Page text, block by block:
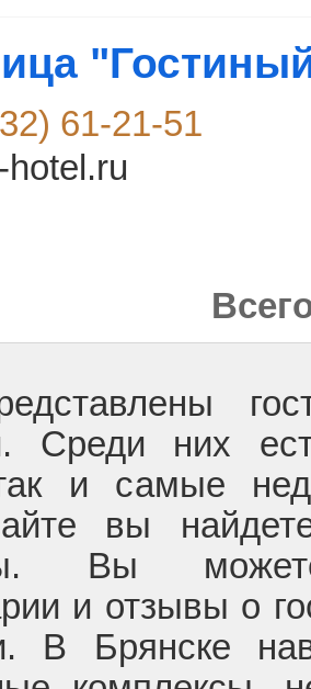
61-21-51
Среди них
и самые
вы
Вы
и отзывы о
В Брянске